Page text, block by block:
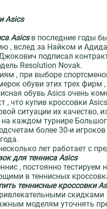
Asics
Asicsв последние годы
, вслед за Найком и
подписал
Resolution Novak.
, при выборе
обуви этих трех
обувь Asics очень
, что купив кроссовки
ситуации их качество,
на каждом турнире
более 30-и
лет работает с
для тенниса Asics
, постоянно
в теннисных
теннисные кроссовки
моделям уточнять